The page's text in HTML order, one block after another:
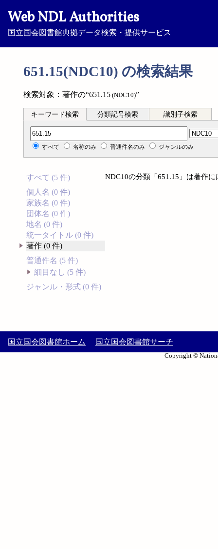
Web NDL Authorities
国立国会図書館典拠データ検索・提供サービス
651.15(NDC10) の検索結果
検索対象：著作の“651.15 (NDC10)”
キーワード検索 分類記号検索 識別子検索
分類記号検索
すべて 名称のみ 普通件名のみ ジャンルのみ
すべて (5 件)
個人名 (0 件)
家族名 (0 件)
団体名 (0 件)
地名 (0 件)
統一タイトル (0 件)
著作 (0 件)
普通件名 (5 件)
細目なし (5 件)
ジャンル・形式 (0 件)
NDC10の分類「651.15」は著作
国立国会図書館ホーム 国立国会図書館サーチ
Copyright ©